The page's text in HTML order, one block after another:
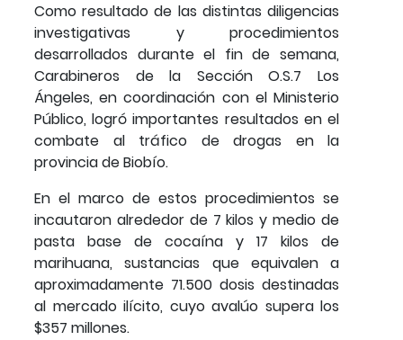
Como resultado de las distintas diligencias
investigativas y procedimientos
desarrollados durante el fin de semana,
Carabineros de la Sección O.S.7 Los
Ángeles, en coordinación con el Ministerio
Público, logró importantes resultados en el
combate al tráfico de drogas en la
provincia de Biobío.
En el marco de estos procedimientos se
incautaron alrededor de 7 kilos y medio de
pasta base de cocaína y 17 kilos de
marihuana, sustancias que equivalen a
aproximadamente 71.500 dosis destinadas
al mercado ilícito, cuyo avalúo supera los
$357 millones.